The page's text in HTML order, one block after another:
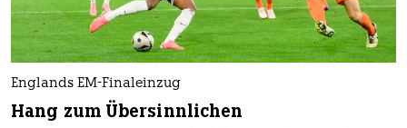
Englands EM-Finaleinzug
Hang zum Übersinnlichen